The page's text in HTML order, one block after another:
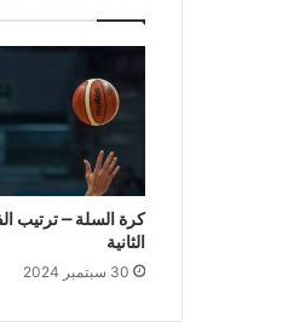
كرة السلة – ترتيب
الثانية
30 سبتمبر 2024